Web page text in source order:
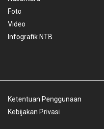
Foto
Video
Infografik NTB
Ketentuan Penggunaan
Kebijakan Privasi